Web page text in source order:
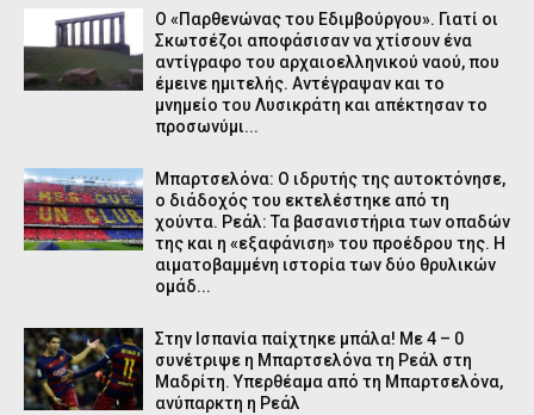
Ο «Παρθενώνας του Εδιμβούργου». Γιατί οι
Σκωτσέζοι αποφάσισαν να χτίσουν ένα
αντίγραφο του αρχαιοελληνικού ναού, που
έμεινε ημιτελής. Αντέγραψαν και το
μνημείο του Λυσικράτη και απέκτησαν το
προσωνύμι...
Μπαρτσελόνα: Ο ιδρυτής της αυτοκτόνησε,
ο διάδοχός του εκτελέστηκε από τη
χούντα. Ρεάλ: Τα βασανιστήρια των οπαδών
της και η «εξαφάνιση» του προέδρου της. Η
αιματοβαμμένη ιστορία των δύο θρυλικών
ομάδ...
Στην Ισπανία παίχτηκε μπάλα! Με 4 – 0
συνέτριψε η Μπαρτσελόνα τη Ρεάλ στη
Μαδρίτη. Υπερθέαμα από τη Μπαρτσελόνα,
ανύπαρκτη η Ρεάλ